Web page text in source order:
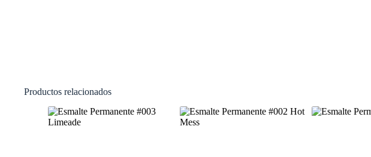
Productos relacionados